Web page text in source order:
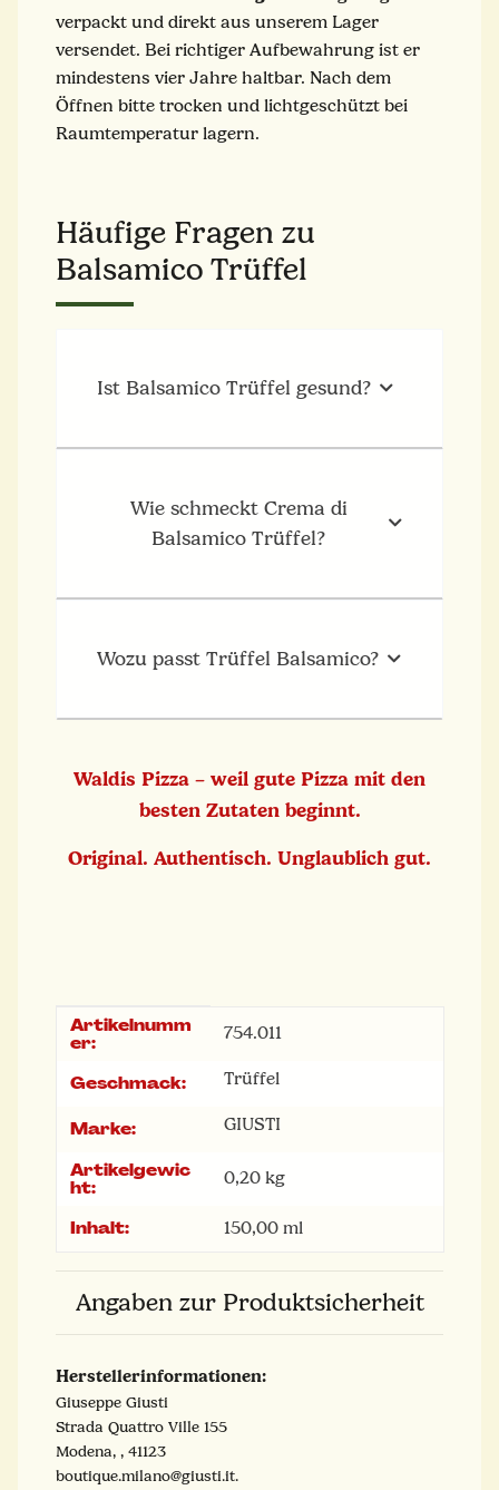
verpackt und direkt aus unserem Lager
versendet. Bei richtiger Aufbewahrung ist er
mindestens vier Jahre haltbar. Nach dem
Öffnen bitte trocken und lichtgeschützt bei
Raumtemperatur lagern.
Häufige Fragen zu
Balsamico Trüffel
Ist Balsamico Trüffel gesund?
Wie schmeckt Crema di
Balsamico Trüffel?
Wozu passt Trüffel Balsamico?
Waldis Pizza – weil gute Pizza mit den
besten Zutaten beginnt.
Original. Authentisch. Unglaublich gut.
Produkteigenschaft
Wert
Artikelnumm
er:
754.011
Geschmack: Trüffel
Marke: GIUSTI
Artikelgewic
ht:
0,20 kg
Inhalt: 150,00 ml
Angaben zur Produktsicherheit
Herstellerinformationen:
Giuseppe Giusti
Strada Quattro Ville 155
Modena, , 41123
boutique.milano@giusti.it.